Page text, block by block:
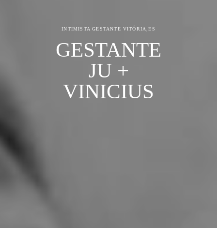
INTIMISTA GESTANTE VITÓRIA,ES
GESTANTE
JU +
VINICIUS